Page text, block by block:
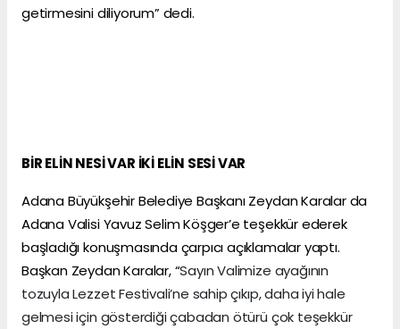
getirmesini diliyorum” dedi.
BİR ELİN NESİ VAR İKİ ELİN SESİ VAR
Adana Büyükşehir Belediye Başkanı Zeydan Karalar da
Adana Valisi Yavuz Selim Köşger’e teşekkür ederek
başladığı konuşmasında çarpıcı açıklamalar yaptı.
Başkan Zeydan Karalar, “Sayın Valimize ayağının
tozuyla Lezzet Festivali’ne sahip çıkıp, daha iyi hale
gelmesi için gösterdiği çabadan ötürü çok teşekkür